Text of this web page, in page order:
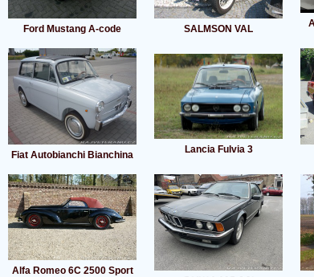
Ford Mustang A-code SALMSON VAL
Fiat Autobianchi Bianchina Lancia Fulvia 3
Alfa Romeo 6C 2500 Sport